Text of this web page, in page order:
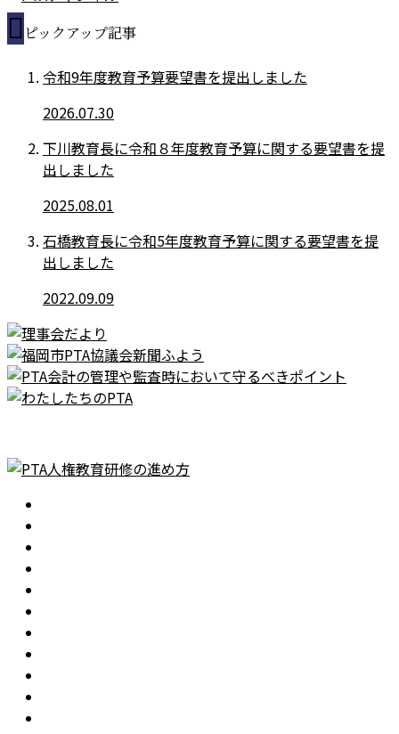
ピックアップ記事
令和9年度教育予算要望書を提出しました
2026.07.30
下川教育長に令和８年度教育予算に関する要望書を提
出しました
2025.08.01
石橋教育長に令和5年度教育予算に関する要望書を提
出しました
2022.09.09